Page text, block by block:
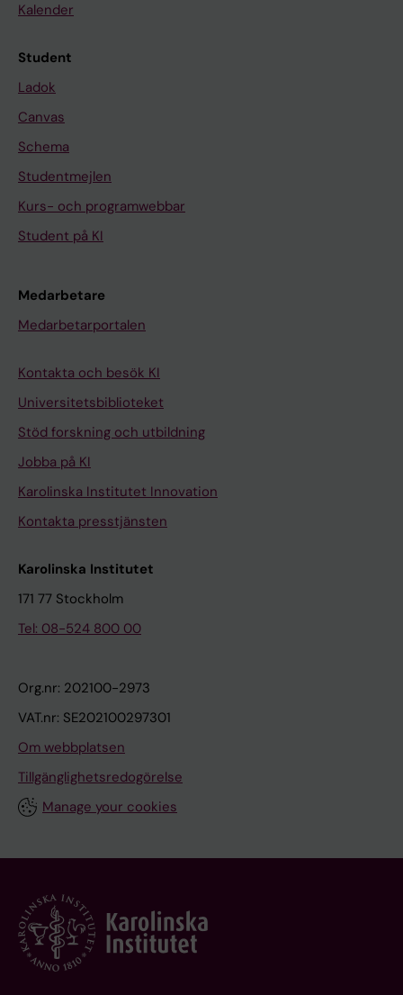
Kalender
Student
Ladok
Canvas
Schema
Studentmejlen
Kurs- och programwebbar
Student på KI
Medarbetare
Medarbetarportalen
Kontakta och besök KI
Universitetsbiblioteket
Stöd forskning och utbildning
Jobba på KI
Karolinska Institutet Innovation
Kontakta presstjänsten
Karolinska Institutet
171 77 Stockholm
Tel: 08-524 800 00
Org.nr: 202100-2973
VAT.nr: SE202100297301
Om webbplatsen
Tillgänglighetsredogörelse
Manage your cookies